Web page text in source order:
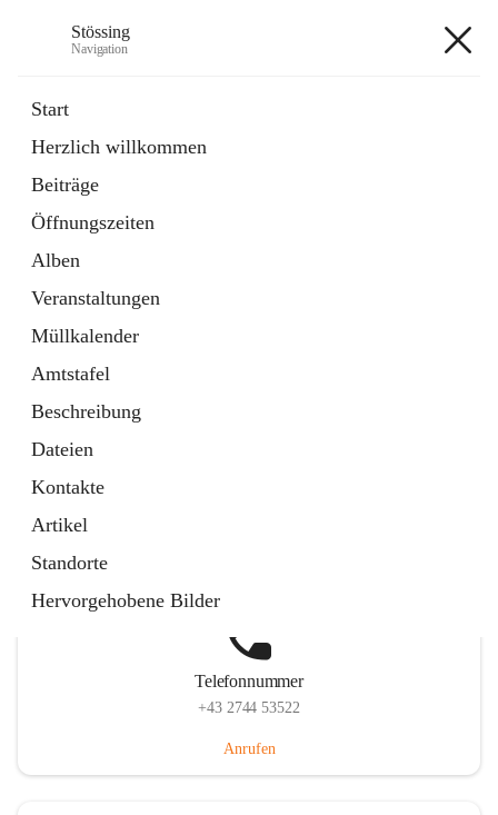
Stössing
Navigation
Start
Herzlich willkommen
Beiträge
Öffnungszeiten
Alben
Veranstaltungen
Müllkalender
Amtstafel
Beschreibung
Dateien
Kontakte
Artikel
Standorte
Hervorgehobene Bilder
Datei
in
Tab
Kindergarten
öffnet
in
neuem
Tab
Telefonnummer
+43 2744 53522
Anrufen